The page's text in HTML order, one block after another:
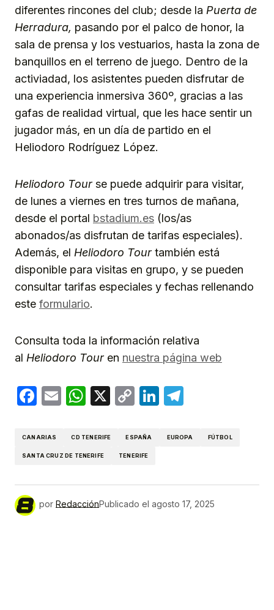
diferentes rincones del club; desde la Puerta de
Herradura, pasando por el palco de honor, la
sala de prensa y los vestuarios, hasta la zona de
banquillos en el terreno de juego. Dentro de la
activiadad, los asistentes pueden disfrutar de
una experiencia inmersiva 360º, gracias a las
gafas de realidad virtual, que les hace sentir un
jugador más, en un día de partido en el
Heliodoro Rodríguez López.
Heliodoro Tourse puede adquirir para visitar,
de lunes a viernes en tres turnos de mañana,
desde el portal bstadium.es (los/as
abonados/as disfrutan de tarifas especiales).
Además, el Heliodoro Tourtambién está
disponible para visitas en grupo, y se pueden
consultar tarifas especiales y fechas rellenando
este formulario.
Consulta toda la información relativa
al Heliodoro Touren nuestra página web
Facebook
EmailWhatsApp
X
CopyLinkedIn
CANARIAS CD TENERIFE ESPAÑA EUROPA FÚTBOL
SANTA CRUZ DE TENERIFE TENERIFE
por RedacciónPublicado el agosto 17, 2025